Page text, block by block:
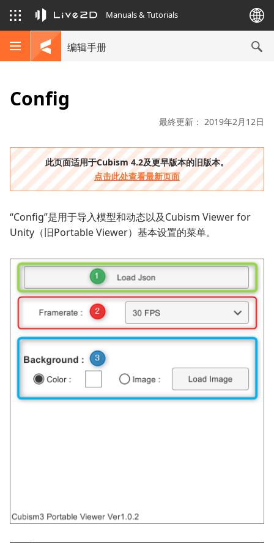
Manuals & Tutorials
编辑手册
Config
最終更新： 2019年2月12日
此页面适用于Cubism 4.2及更早版本的旧版本。
点击此处查看最新页面
“Config”是用于导入模型和动态以及Cubism Viewer for
Unity（旧Portable Viewer）基本设置的菜单。